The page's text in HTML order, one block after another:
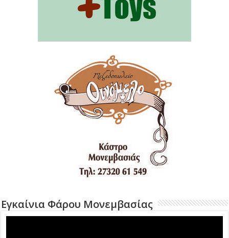
Εγκαίνια Φάρου Μονεμβασίας